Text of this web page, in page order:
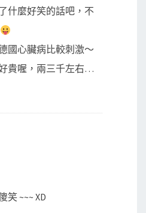
什麼好笑的話吧，不
國心臟病比較刺激～
貴喔，兩三千左右…
笑 ~~~ XD